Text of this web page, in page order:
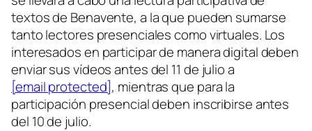
textos de Benavente, a la que pueden sumarse
tanto lectores presenciales como virtuales. Los
interesados en participar de manera digital deben
enviar sus vídeos antes del 11 de julio a
[email protected], mientras que para la
participación presencial deben inscribirse antes
del 10 de julio.